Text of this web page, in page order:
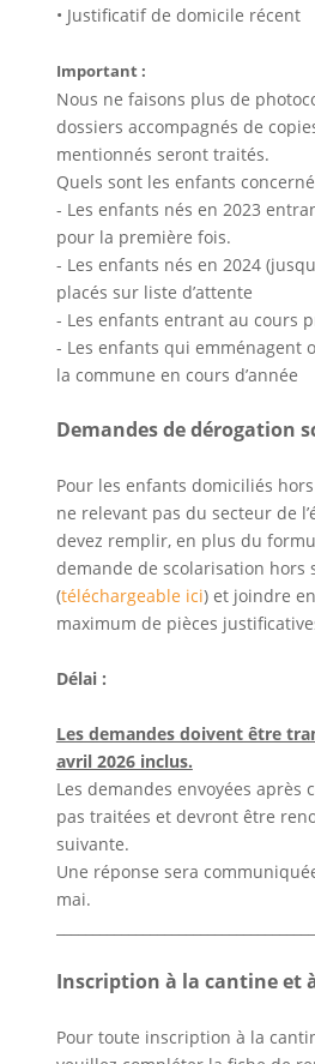
• Justificatif de domicile récent
Important :
Nous ne faisons plus de
dossiers accompagnés de
mentionnés seront traités.
Quels sont les enfants
- Les enfants nés en 2023
pour la première fois.
- Les enfants nés en 2024
placés sur liste d’attente
- Les enfants entrant au cours
- Les enfants qui emménagent
la commune en cours d’année
Demandes de dérogation
Pour les enfants domiciliés
ne relevant pas du secteur de
devez remplir, en plus du
demande de scolarisation hors
(téléchargeable ici) et joindre
maximum de pièces
Délai :
Les demandes doivent être
avril 2026 inclus.
Les demandes envoyées après
pas traitées et devront être
suivante.
Une réponse sera
mai.
Inscription à la cantine et
Pour toute inscription à la